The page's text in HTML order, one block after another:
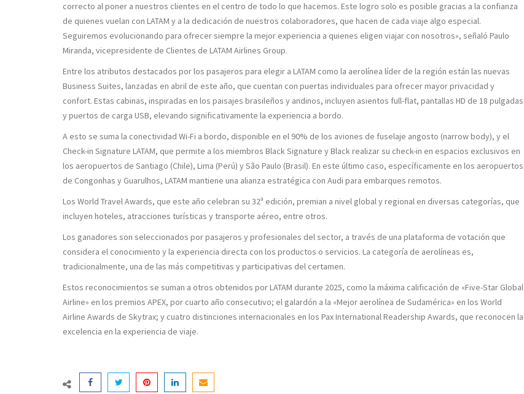
correcto al poner a nuestros clientes en el centro de todo lo que hacemos. Este logro solo es posible gracias a la confianza
de quienes vuelan con LATAM y a la dedicación de nuestros colaboradores, que hacen de cada viaje algo especial.
Seguiremos evolucionando para ofrecer siempre la mejor experiencia a quienes eligen viajar con nosotros», señaló Paulo
Miranda, vicepresidente de Clientes de LATAM Airlines Group.
Entre los atributos destacados por los pasajeros para elegir a LATAM como la aerolínea líder de la región están las nuevas
Business Suites, lanzadas en abril de este año, que cuentan con puertas individuales para ofrecer mayor privacidad y
confort. Estas cabinas, inspiradas en los paisajes brasileños y andinos, incluyen asientos full-flat, pantallas HD de 18 pulgadas
y puertos de carga USB, elevando significativamente la experiencia a bordo.
A esto se suma la conectividad Wi-Fi a bordo, disponible en el 90% de los aviones de fuselaje angosto (narrow body), y el
Check-in Signature LATAM, que permite a los miembros Black Signature y Black realizar su check-in en espacios exclusivos en
los aeropuertos de Santiago (Chile), Lima (Perú) y São Paulo (Brasil). En este último caso, específicamente en los aeropuertos
de Congonhas y Guarulhos, LATAM mantiene una alianza estratégica con Audi para embarques remotos.
Los World Travel Awards, que este año celebran su 32ª edición, premian a nivel global y regional en diversas categorías, que
incluyen hoteles, atracciones turísticas y transporte aéreo, entre otros.
Los ganadores son seleccionados por pasajeros y profesionales del sector, a través de una plataforma de votación que
considera el conocimiento y la experiencia directa con los productos o servicios. La categoría de aerolíneas es,
tradicionalmente, una de las más competitivas y participativas del certamen.
Estos reconocimientos se suman a otros obtenidos por LATAM durante 2025, como la máxima calificación de «Five-Star Global
Airline» en los premios APEX, por cuarto año consecutivo; el galardón a la «Mejor aerolínea de Sudamérica» en los World
Airline Awards de Skytrax; y cuatro distinciones internacionales en los Pax International Readership Awards, que reconocen la
excelencia en la experiencia de viaje.